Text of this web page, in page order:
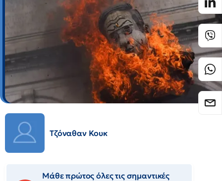
Τζόναθαν Κουκ
Μάθε πρώτος όλες τις σημαντικές